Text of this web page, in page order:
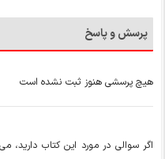
پرسش و پاسخ
هیچ پرسشی هنوز ثبت نشده است
اگر سوالی در مورد این کتاب دارید،